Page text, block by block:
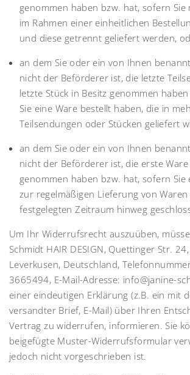
genommen haben bzw. hat, sofern Sie
im Rahmen einer einheitlichen
und diese getrennt geliefert werden,
an dem Sie oder ein von Ihnen
nicht der Beförderer ist, die letzte
letzte Stück in Besitz genommen
Sie eine Ware bestellt haben, die in
Teilsendungen oder Stücken geliefert
an dem Sie oder ein von Ihnen
nicht der Beförderer ist, die erste Ware
genommen haben bzw. hat, sofern Sie
zur regelmäßigen Lieferung von
festgelegten Zeitraum hinweg
Um Ihr Widerrufsrecht auszuüben,
Schmidt HAIR DESIGN, Quettinger Str.
Leverkusen, Deutschland,
3665494, E-Mail-Adresse: info@janine-
einer eindeutigen Erklärung (z.B. ein mit
versandter Brief, E-Mail) über Ihren
Vertrag zu widerrufen, informieren. Sie
beigefügte Muster-Widerrufsformular
jedoch nicht vorgeschrieben ist.